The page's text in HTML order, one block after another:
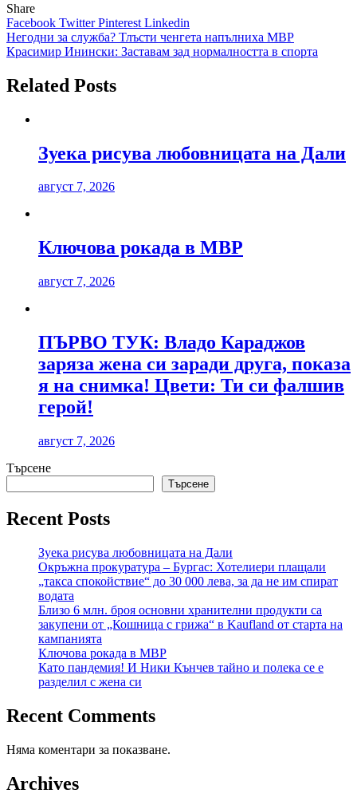
Share
Facebook TwitterPinterest Linkedin
Навигация
Негодни за служба? Тлъсти ченгета напълниха МВР
Красимир Инински: Заставам зад нормалността в спорта
Related Posts
Зуека рисува любовницата на Дали
август 7, 2026
Ключова рокада в МВР
август 7, 2026
ПЪРВО ТУК: Владо Караджов
заряза жена си заради друга, показа
я на снимка! Цвети: Ти си фалшив
герой!
август 7, 2026
Търсене
Търсене
Recent Posts
Зуека рисува любовницата на Дали
Окръжна прокуратура – Бургас: Хотелиери плащали
„такса спокойствие“ до 30 000 лева, за да не им спират
водата
Близо 6 млн. броя основни хранителни продукти са
закупени от „Кошница с грижа“ в Kaufland от старта на
кампанията
Ключова рокада в МВР
Като пандемия! И Ники Кънчев тайно и полека се е
разделил с жена си
Recent Comments
Няма коментари за показване.
Archives